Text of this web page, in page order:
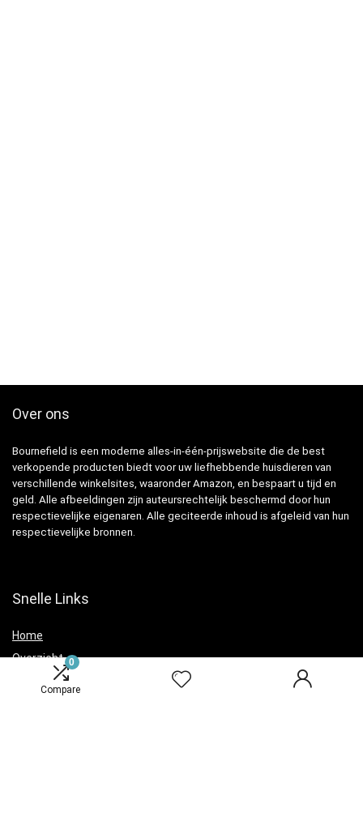
0
Compare
Over ons
Bournefield is een moderne alles-in-één-prijswebsite die de best
verkopende producten biedt voor uw liefhebbende huisdieren van
verschillende winkelsites, waaronder Amazon, en bespaart u tijd en
geld. Alle afbeeldingen zijn auteursrechtelijk beschermd door hun
respectievelijke eigenaren. Alle geciteerde inhoud is afgeleid van hun
respectievelijke bronnen.
Snelle Links
Home
Overzicht